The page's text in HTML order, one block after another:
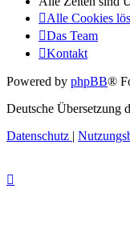
Alle Cookies
Das Team
Kontakt
Powered by phpBB®
Deutsche Übersetzung
Datenschutz |